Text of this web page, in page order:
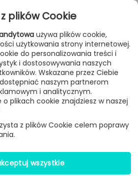
& SORTOWANIE
HKliving
plików Cookie
używa plików cookie,
użytkowania strony internetowej.
do personalizowania treści i
i dostosowywania naszych
Wskazane przez Ciebie
naszym partnerom
i analitycznym.
plikach cookie znajdziesz w naszej
z plików Cookie celem poprawy
wszystkie